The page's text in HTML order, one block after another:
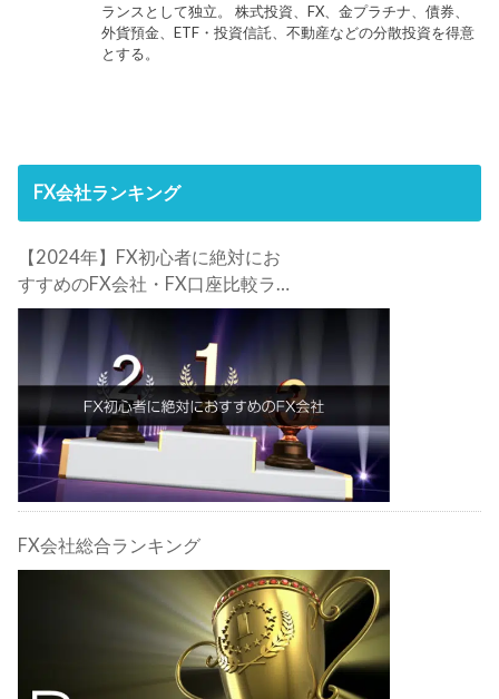
ランスとして独立。 株式投資、FX、金プラチナ、債券、
外貨預金、ETF・投資信託、不動産などの分散投資を得意
とする。
FX会社ランキング
【2024年】FX初心者に絶対にお
すすめのFX会社・FX口座比較ラン
キング。FX初心者におすすめの理
由・注意点も合わせて解説しま
す！
FX会社総合ランキング